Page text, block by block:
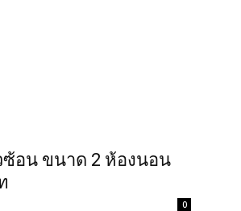
อน ขนาด 2 ห้องนอน
0